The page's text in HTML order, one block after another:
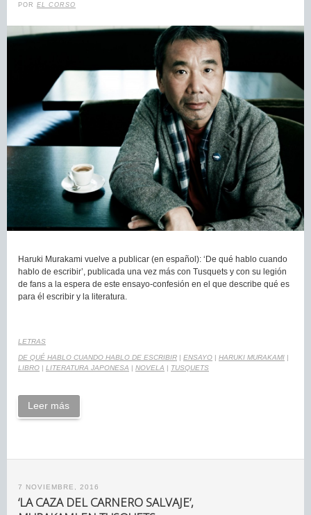
POR EL CORSO
Haruki Murakami vuelve a publicar (en español): ‘De qué hablo cuando
hablo de escribir’, publicada una vez más con Tusquets y con su legión
de fans a la espera de este ensayo-confesión en el que describe qué es
para él escribir y la literatura.
LETRAS
DE QUÉ HABLO CUANDO HABLO DE ESCRIBIR | ENSAYO | HARUKI MURAKAMI |
LIBRO | LITERATURA JAPONESA | NOVELA | TUSQUETS
Leer más
7 NOVIEMBRE, 2016
‘LA CAZA DEL CARNERO SALVAJE’,